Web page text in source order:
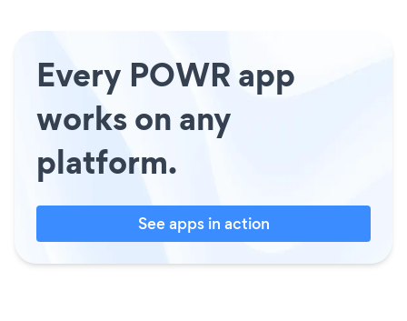
Every POWR app
works on any
platform.
See apps in action